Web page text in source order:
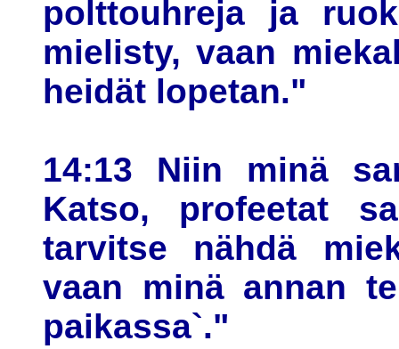
polttouhreja ja
mielisty, vaan
heidät lopetan."
14:13 Niin minä
Katso, profeetat
tarvitse nähdä
vaan minä annan
paikassa`."